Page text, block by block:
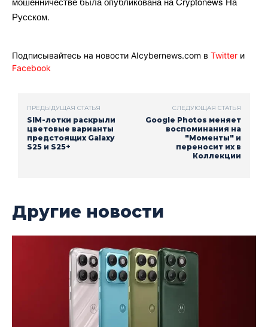
Русском.
Подписывайтесь на новости AIcybernews.com в Twitter и
Facebook
ПРЕДЫДУЩАЯ СТАТЬЯ
SIM-лотки раскрыли
цветовые варианты
предстоящих Galaxy
S25 и S25+
СЛЕДУЮЩАЯ СТАТЬЯ
Google Photos меняет
воспоминания на
"Моменты" и
переносит их в
Коллекции
Другие новости